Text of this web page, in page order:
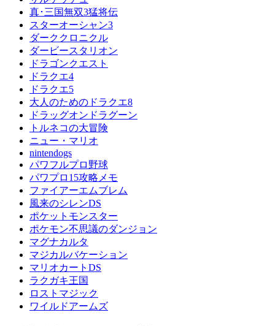
真･三国無双3猛将伝
スターオーシャン3
ダーククロニクル
ダービースタリオン
ドラゴンクエスト
ドラクエ4
ドラクエ5
大人のためのドラクエ8
ドラッグオンドラグーン
トルネコの大冒険
ニュー・マリオ
nintendogs
パワフルプロ野球
パワプロ15攻略メモ
ファイアーエムブレム
風来のシレンDS
ポケットモンスター
ポケモン不思議のダンジョン
マグナカルタ
マジカルバケーション
マリオカートDS
ラクガキ王国
ロストマジック
ワイルドアームズ